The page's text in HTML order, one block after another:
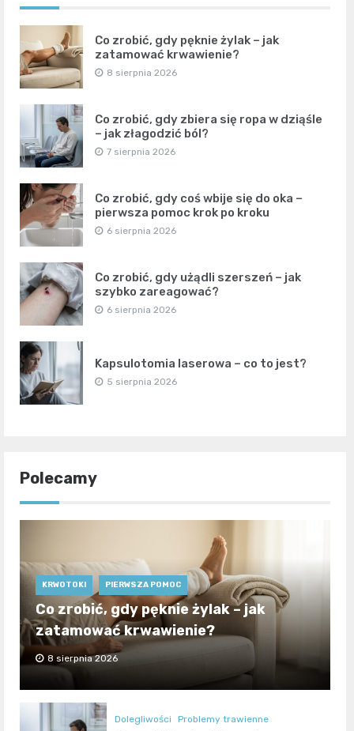
Co zrobić, gdy pęknie żylak – jak
zatamować krwawienie?
8 sierpnia 2026
Co zrobić, gdy zbiera się ropa w dziąśle
– jak złagodzić ból?
7 sierpnia 2026
Co zrobić, gdy coś wbije się do oka –
pierwsza pomoc krok po kroku
6 sierpnia 2026
Co zrobić, gdy użądli szerszeń – jak
szybko zareagować?
6 sierpnia 2026
Kapsulotomia laserowa – co to jest?
5 sierpnia 2026
Polecamy
KRWOTOKI PIERWSZA POMOC
Co zrobić, gdy pęknie żylak – jak
zatamować krwawienie?
8 sierpnia 2026
Dolegliwości Problemy trawienne